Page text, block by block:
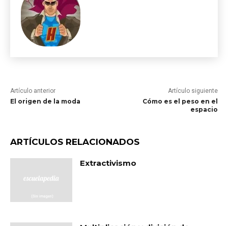
Artículo anterior
El origen de la moda
Artículo siguiente
Cómo es el peso en el
espacio
ARTÍCULOS RELACIONADOS
Extractivismo